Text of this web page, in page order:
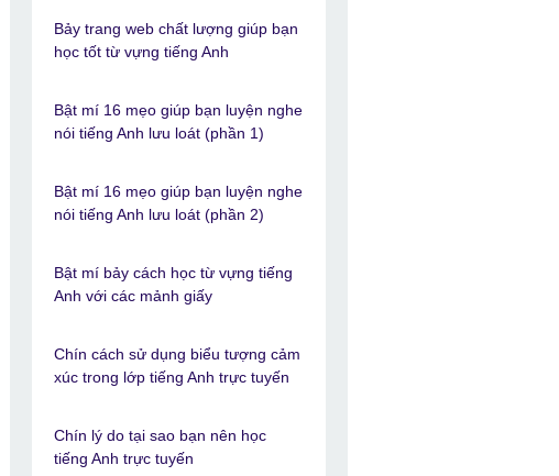
Bảy trang web chất lượng giúp bạn
học tốt từ vựng tiếng Anh
Bật mí 16 mẹo giúp bạn luyện nghe
nói tiếng Anh lưu loát (phần 1)
Bật mí 16 mẹo giúp bạn luyện nghe
nói tiếng Anh lưu loát (phần 2)
Bật mí bảy cách học từ vựng tiếng
Anh với các mảnh giấy
Chín cách sử dụng biểu tượng cảm
xúc trong lớp tiếng Anh trực tuyến
Chín lý do tại sao bạn nên học
tiếng Anh trực tuyến